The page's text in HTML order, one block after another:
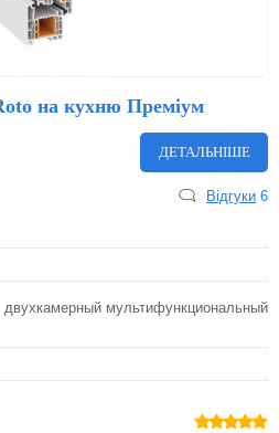
на кухню Преміум
ДЕТАЛЬНІШЕ
Відгуки 6
двухкамерный мультифункциональный